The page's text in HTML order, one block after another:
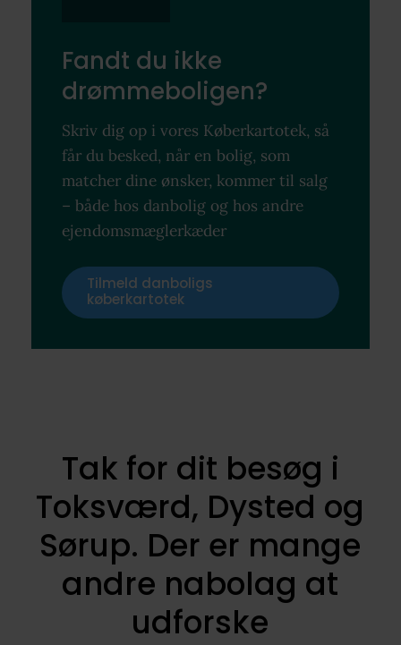
Fandt du ikke
drømmeboligen?
Skriv dig op i vores Køberkartotek, så
får du besked, når en bolig, som
matcher dine ønsker, kommer til salg
– både hos danbolig og hos andre
ejendomsmæglerkæder
Tilmeld danboligs
køberkartotek
Tak for dit besøg i
Toksværd, Dysted og
Sørup. Der er mange
andre nabolag at
udforske